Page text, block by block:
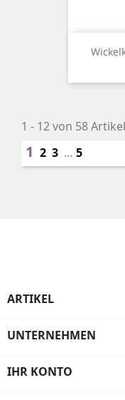
1 - 12 von 58
1 2 3 … 5
ARTIKEL
UNTERNEHMEN
IHR KONTO